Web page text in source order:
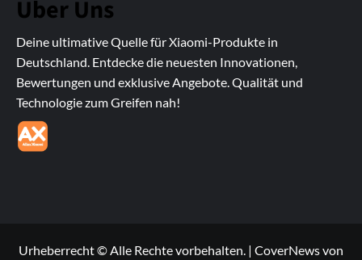
Uber Uns
Deine ultimative Quelle für Xiaomi-Produkte in
Deutschland. Entdecke die neuesten Innovationen,
Bewertungen und exklusive Angebote. Qualität und
Technologie zum Greifen nah!
Urheberrecht © Alle Rechte vorbehalten. | CoverNewsvon